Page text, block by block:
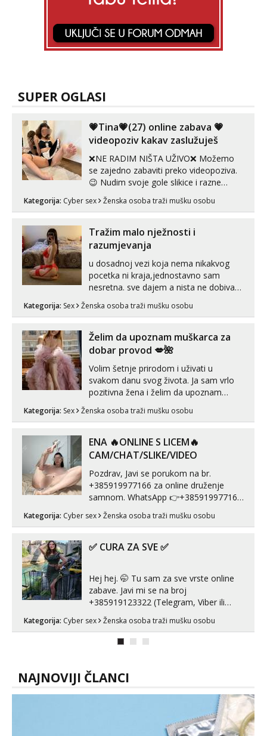
SUPER OGLASI
💗Tina💗(27) online zabava 💗
videopoziv kakav zaslužuješ
❌NE RADIM NIŠTA UŽIVO❌ Možemo
se zajedno zabaviti preko videopoziva.
😉 Nudim svoje gole slikice i razne
videouradke. 🤩 Za online zabavu pošalji
poruku na Whatsapp, Telegram ili Viber.
autentičnosti možeš me vidjeti na
videopozivu. 😉 S vama sam vec 5 ...
Kategorija: Cyber sex Ženska osoba traži mušku osobu
Tražim malo nježnosti i
razumjevanja
u dosadnoj vezi koja nema nikakvog
pocetka ni kraja,jednostavno sam
nesretna. sve dajem a nista ne dobivam
zadovoljiti moje potrebe,ne trazim puno
volim njezan seks i njezne poljupce po
tijelu koji me jako pale,obozavam kad
muskar...
Kategorija: Sex Ženska osoba traži mušku osobu
Želim da upoznam muškarca za
dobar provod 💋🌺
Volim šetnje prirodom i uživati u
svakom danu svog života. Ja sam vrlo
pozitivna žena i želim da upoznam
može i nešto više.💋🌺 Klikni na link
Kategorija: Sex Ženska osoba traži mušku osobu
ENA 🔥ONLINE S LICEM🔥
CAM/CHAT/SLIKE/VIDEO
Pozdrav, Javi se porukom na br.
+385919977166 za online druženje
samnom. WhatsApp 👉+385919977166
Telegram 👉@enafriedrichkis Radim
videopozive s licem, solo i s partnerom,
kombinacije halteri, haljine, štikle,
Kategorija: Cyber sex Ženska osoba traži mušku osobu
✅ CURA ZA SVE ✅
Hej hej. 🤭 Tu sam za sve vrste online
zabave. Javi mi se na broj
+385919123322 (Telegram, Viber ili
Whatsapp). 🤙 NE javljaj se na uzivo.
Hvala.
Kategorija: Cyber sex Ženska osoba traži mušku osobu
NAJNOVIJI ČLANCI